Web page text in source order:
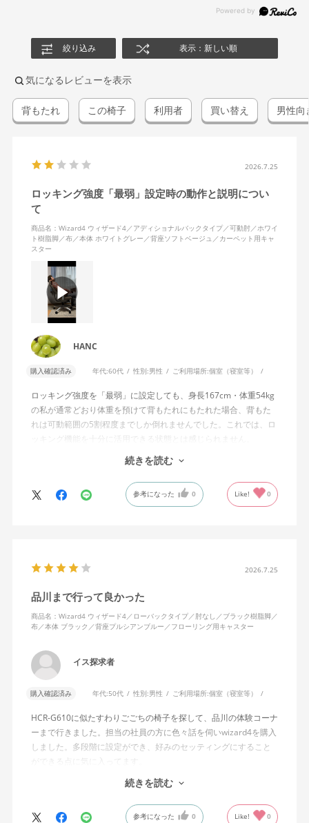
絞り込み 表示：新しい順
気になるレビューを表示
背もたれ この椅子 利用者 買い替え 男性向
2026.7.25
ロッキング強度「最弱」設定時の動作と説明につい
て
商品名：Wizard4 ウィザード4／アディショナルバックタイプ／可動肘／ホワイ
ト樹脂脚／布／本体 ホワイトグレー／背座ソフトベージュ／カーペット用キャ
スター
HANC
購入確認済み 年代:60代 性別:男性 ご利用場所:個室（寝室等）
ロッキング強度を「最弱」に設定しても、身長167cm・体重54kg
の私が通常どおり体重を預けて背もたれにもたれた場合、背もた
れは可動範囲の5割程度までしか倒れませんでした。これでは、ロ
ッキング機能を十分に活用できる状態とは感じられません。
私は勤務先で約11年間、同シリーズのWizard2を使用していま
す。Wizard2にもロッキング強度調整機能が備わっており、最弱に
設定した場合は、通常どおり体重を預けることで背もたれは可動
含めれば私より体重の軽い利用者は数多くいると思われるため、
あれば、ロッキング機能としてどのような使用感を想定している
のか疑問に感じています。
角度でもバランスをとりやすい反力特性に自動調整する機能」と
説明されています。しかし、この機能と、最弱設定でも背もたれ
説明を読んでも理解できませんでした。
問い合わせに対しては、「オートフィットシンクロロッキングの
反力特性を自動調整する機能が働いているため」「Wizard2とは機
構が異なるため、同じ挙動にはならない」との回答をいただきま
強度調整との関係や、最弱設定であっても大きな反力が残る理由
続きを読む
参考になった 0 Like! 0
2026.7.25
品川まで行って良かった
商品名：Wizard4 ウィザード4／ローバックタイプ／肘なし／ブラック樹脂脚／
布／本体 ブラック／背座プルシアンブルー／フローリング用キャスター
イス探求者
購入確認済み 年代:50代 性別:男性 ご利用場所:個室（寝室等）
HCR-G610に似たすわりごごちの椅子を探して、品川の体験コーナ
ーまで行きました。担当の社員の方に色々話を伺いwizard4を購入
しました。多段階に設定ができ、好みのセッティングにすること
ができる点に気に入ってます。
しいて言えば、座面がもう少し硬めが好みに近かったなと思いま
す。座面の硬さまで調節出来る機能が有れば完璧だと思います。
続きを読む
参考になった 0 Like! 0